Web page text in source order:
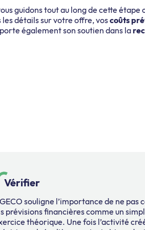
guidons tout au long de cette étape
détails sur votre offre, voscoûts
également son soutien dans la
Vérifier
souligne l’importance de ne pas
prévisions financières comme un
théorique. Une fois l’activité